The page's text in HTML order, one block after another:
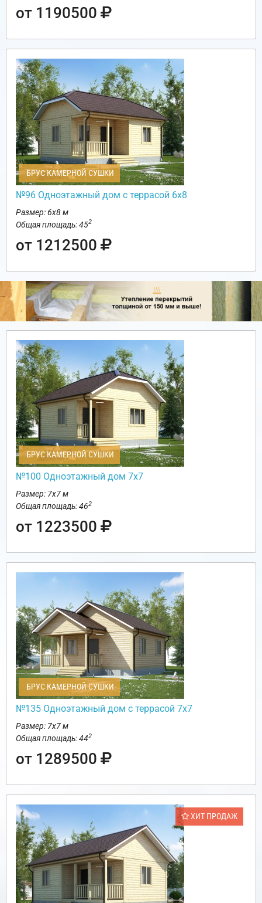
от 1190500
БРУС КАМЕРНОЙ СУШКИ
№96 Одноэтажный дом с террасой 6х8
Размер: 6х8 м
Общая площадь: 452
от 1212500
БРУС КАМЕРНОЙ СУШКИ
№100 Одноэтажный дом 7х7
Размер: 7х7 м
Общая площадь: 462
от 1223500
БРУС КАМЕРНОЙ СУШКИ
№135 Одноэтажный дом с террасой 7х7
Размер: 7х7 м
Общая площадь: 442
от 1289500
ХИТ ПРОДАЖ